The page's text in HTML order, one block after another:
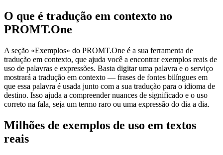
O que é tradução em contexto no
PROMT.One
A seção «Exemplos» do PROMT.One é a sua ferramenta de
tradução em contexto, que ajuda você a encontrar exemplos reais de
uso de palavras e expressões. Basta digitar uma palavra e o serviço
mostrará a tradução em contexto — frases de fontes bilíngues em
que essa palavra é usada junto com a sua tradução para o idioma de
destino. Isso ajuda a compreender nuances de significado e o uso
correto na fala, seja um termo raro ou uma expressão do dia a dia.
Milhões de exemplos de uso em textos
reais